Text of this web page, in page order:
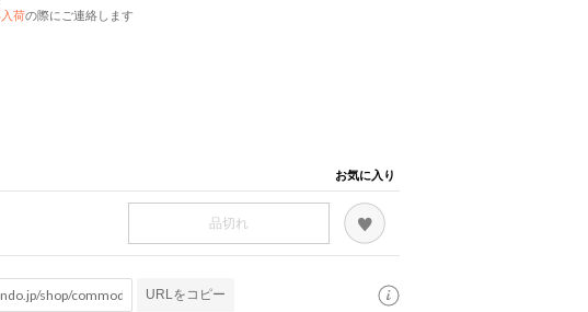
荷の際にご連絡します
お気に入り
品切れ
URLをコピー